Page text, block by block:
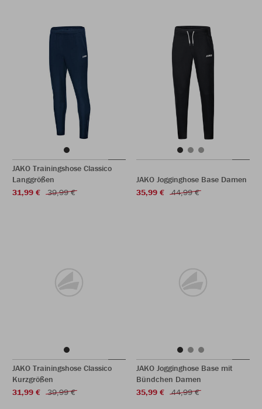
JAKO Trainingshose Classico
Langgrößen
31,99 €
39,99 €
JAKO Jogginghose Base Damen
35,99 €
44,99 €
JAKO Trainingshose Classico
Kurzgrößen
31,99 €
39,99 €
JAKO Jogginghose Base mit
Bündchen Damen
35,99 €
44,99 €